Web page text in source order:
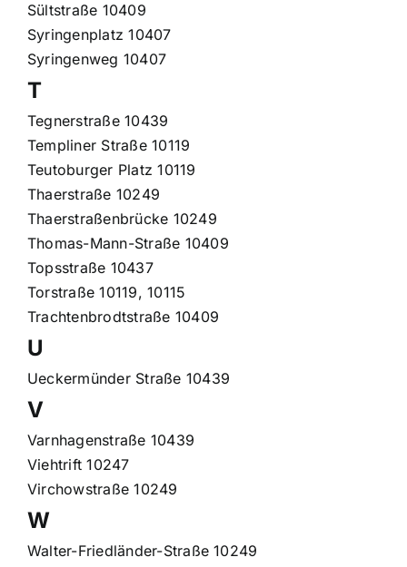
Sültstraße 10409
Syringenplatz 10407
Syringenweg 10407
T
Tegnerstraße 10439
Templiner Straße 10119
Teutoburger Platz 10119
Thaerstraße 10249
Thaerstraßenbrücke 10249
Thomas-Mann-Straße 10409
Topsstraße 10437
Torstraße 10119, 10115
Trachtenbrodtstraße 10409
U
Ueckermünder Straße 10439
V
Varnhagenstraße 10439
Viehtrift 10247
Virchowstraße 10249
W
Walter-Friedländer-Straße 10249